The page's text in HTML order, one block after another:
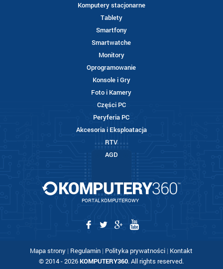
Komputery stacjonarne
Tablety
Smartfony
Smartwatche
Monitory
Oprogramowanie
Konsole i Gry
Foto i Kamery
Części PC
Peryferia PC
Akcesoria i Eksploatacja
RTV
AGD
PORTAL KOMPUTEROWY
Mapa strony | Regulamin | Polityka prywatności | Kontakt
© 2014 - 2026KOMPUTERY360. All rights reserved.